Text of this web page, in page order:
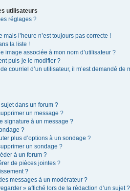
utilisateurs
réglages ?
mais l’heure n’est toujours pas correcte !
la liste !
image associée à mon nom d’utilisateur ?
puis-je le modifier ?
courriel d’un utilisateur, il m’est demandé de
dans un forum ?
un message ?
signature à un message ?
?
plus d’options à un sondage ?
un sondage ?
à un forum ?
de pièces jointes ?
?
messages à un modérateur ?
» affiché lors de la rédaction d’un sujet ?